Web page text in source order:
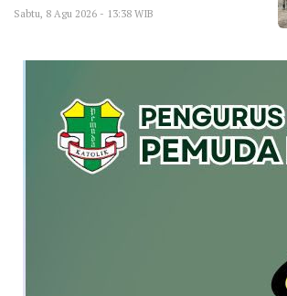
Sabtu, 8 Agu 2026 - 13:38 WIB